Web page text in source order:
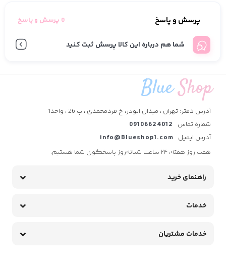
پرسش و پاسخ 0 پرسش و پاسخ
شما هم درباره این کالا پرسش ثبت کنید
آدرس دفتر: تهران ، میدان ابوذر، خ فردمحمدی ، پ 26 ، واحد1
شماره تماس 09106624012
آدرس ایمیل info@Blueshop1.com
هفت روز هفته، ۲۴ ساعت شبانه‌روز پاسخگوی شما هستیم.
راهنمای خرید
خدمات
خدمات مشتریان